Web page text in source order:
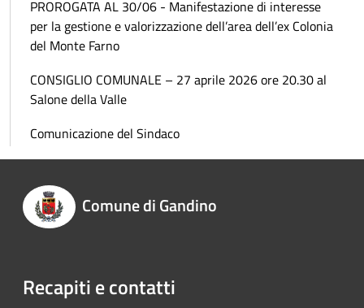
PROROGATA AL 30/06 - Manifestazione di interesse
per la gestione e valorizzazione dell’area dell’ex Colonia
del Monte Farno
CONSIGLIO COMUNALE – 27 aprile 2026 ore 20.30 al
Salone della Valle
Comunicazione del Sindaco
Comune di Gandino
Recapiti e contatti